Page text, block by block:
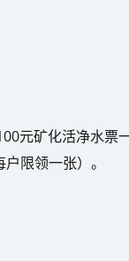
元矿化活净水票一
限领一张）。